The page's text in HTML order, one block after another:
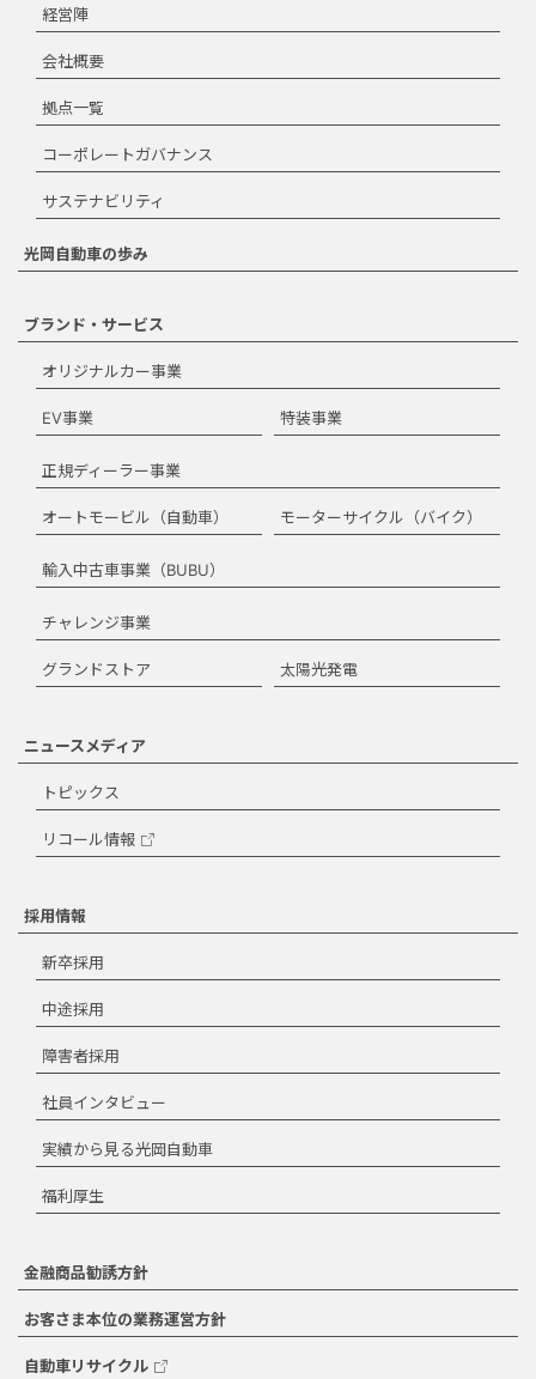
閉じる
経営陣
会社概要
拠点一覧
コーポレートガバナンス
サステナビリティ
光岡自動車の歩み
ブランド・サービス
オリジナルカー事業
EV事業 特装事業
正規ディーラー事業
オートモービル（自動車） モーターサイクル（バイク）
輸入中古車事業（BUBU）
チャレンジ事業
グランドストア 太陽光発電
ニュースメディア
トピックス
リコール情報
採用情報
新卒採用
中途採用
障害者採用
社員インタビュー
実績から見る光岡自動車
福利厚生
金融商品勧誘方針
お客さま本位の業務運営方針
自動車リサイクル